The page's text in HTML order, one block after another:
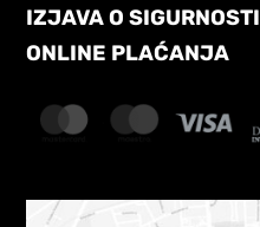
IZJAVA O SIGURNOSTI
ONLINE PLAĆANJA